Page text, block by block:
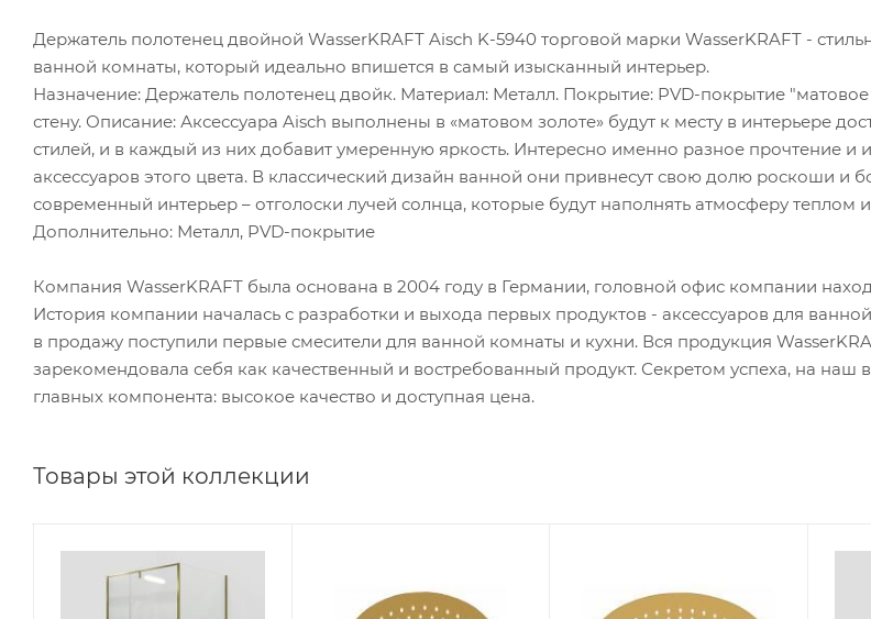
Держатель полотенец двойной WasserKRAFT Aisch K-5940 торговой марки WasserKRAFT -
ванной комнаты, который идеально впишется в самый изысканный интерьер.
Назначение: Держатель полотенец двойк. Материал: Металл. Покрытие: PVD-покрытие
стену. Описание: Аксессуара Aisch выполнены в «матовом золоте» будут к месту в интерьере
стилей, и в каждый из них добавит умеренную яркость. Интересно именно разное прочтение и
аксессуаров этого цвета. В классический дизайн ванной они привнесут свою долю роскоши и
современный интерьер – отголоски лучей солнца, которые будут наполнять атмосферу теплом
Дополнительно: Металл, PVD-покрытие
Компания WasserKRAFT была основана в 2004 году в Германии, головной офис компании
История компании началась с разработки и выхода первых продуктов - аксессуаров для
в продажу поступили первые смесители для ванной комнаты и кухни. Вся продукция
зарекомендовала себя как качественный и востребованный продукт. Секретом успеха, на наш
главных компонента: высокое качество и доступная цена.
Товары этой коллекции